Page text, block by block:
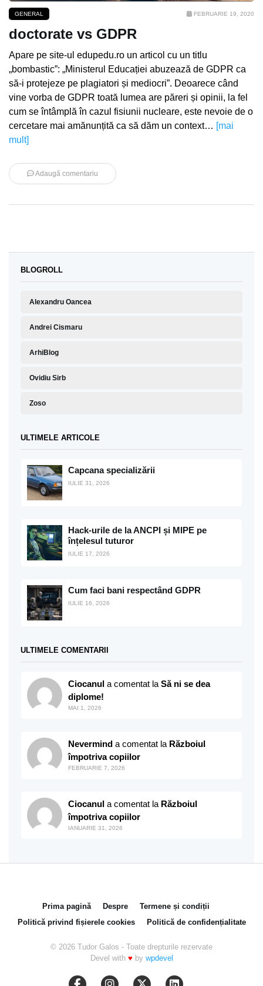
GENERAL FEBRUARIE 19, 2020
doctorate vs GDPR
Apare pe site-ul edupedu.ro un articol cu un titlu
„bombastic”: „Ministerul Educației abuzează de GDPR ca
să-i protejeze pe plagiatori și mediocri”. Deoarece când
vine vorba de GDPR toată lumea are păreri și opinii, la fel
cum se întâmplă în cazul fisiunii nucleare, este nevoie de o
cercetare mai amănunțită ca să dăm un context… [mai
mult]
Adaugă comentariu
BLOGROLL
Alexandru Oancea
Andrei Cismaru
ArhiBlog
Ovidiu Sirb
Zoso
ULTIMELE ARTICOLE
Capcana specializării
IULIE 31, 2026
Hack-urile de la ANCPI și MIPE pe
înțelesul tuturor
IULIE 17, 2026
Cum faci bani respectând GDPR
IULIE 16, 2026
ULTIMELE COMENTARII
Ciocanul a comentat la Să ni se dea
diplome!
MAI 1, 2026
Nevermind a comentat la Războiul
împotriva copiilor
FEBRUARIE 7, 2026
Ciocanul a comentat la Războiul
împotriva copiilor
IANUARIE 31, 2026
Prima pagină Despre
Termene și condiții
Politică privind fișierele cookies
Politică de confidențialitate
© 2026 Tudor Galos - Toate drepturile rezervate
Devel with ♥ by wpdevel